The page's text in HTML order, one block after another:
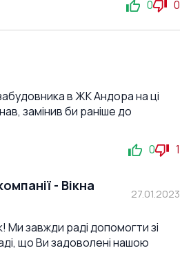
0 0
в ЖК Андора на ці
замінив би раніше до
0 1
- Вікна
27.01.2023
Ми завжди раді допомогти зі
що Ви задоволені нашою